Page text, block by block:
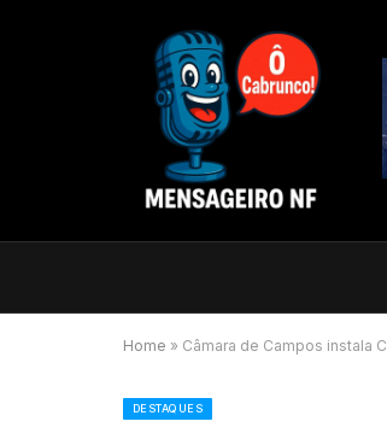
Home » Câmara de Campos instala
DESTAQUES